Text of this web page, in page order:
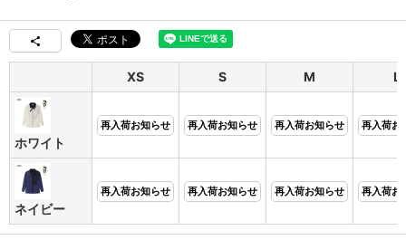
XS S M L
ホワイト
再入荷お知らせ 再入荷お知らせ 再入荷お知らせ 再入荷お
ネイビー
再入荷お知らせ 再入荷お知らせ 再入荷お知らせ 再入荷お